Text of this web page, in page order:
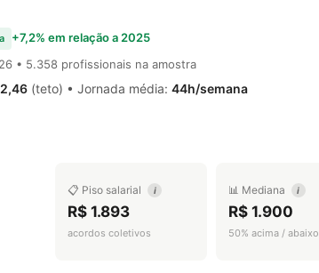
+7,2% em relação a 2025
• 5.358 profissionais na amostra
(teto) • Jornada média: 44h/semana
📋 Piso salarial i
R$ 1.893
acordos coletivos
📊 Mediana i
R$ 1.900
50% acima / abaixo